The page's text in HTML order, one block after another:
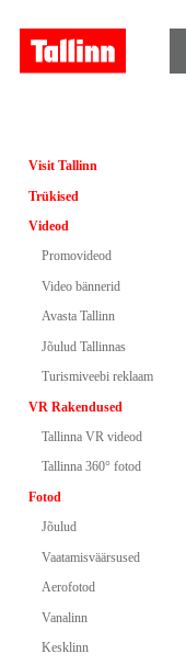
Visit Tallinn
Trükised
Videod
Promovideod
Video bännerid
Avasta Tallinn
Jõulud Tallinnas
Turismiveebi reklaam
VR Rakendused
Tallinna VR videod
Tallinna 360° fotod
Fotod
Jõulud
Vaatamisväärsused
Aerofotod
Vanalinn
Kesklinn